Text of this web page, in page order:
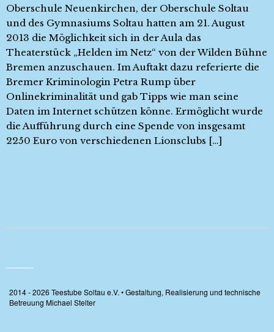
Oberschule Neuenkirchen, der Oberschule Soltau
und des Gymnasiums Soltau hatten am 21. August
2013 die Möglichkeit sich in der Aula das
Theaterstück „Helden im Netz“ von der Wilden Bühne
Bremen anzuschauen. Im Auftakt dazu referierte die
Bremer Kriminologin Petra Rump über
Onlinekriminalität und gab Tipps wie man seine
Daten im Internet schützen könne. Ermöglicht wurde
die Aufführung durch eine Spende von insgesamt
2250 Euro von verschiedenen Lionsclubs […]
2014 - 2026 Teestube Soltau e.V. • Gestaltung, Realisierung und technische
Betreuung Michael Stelter